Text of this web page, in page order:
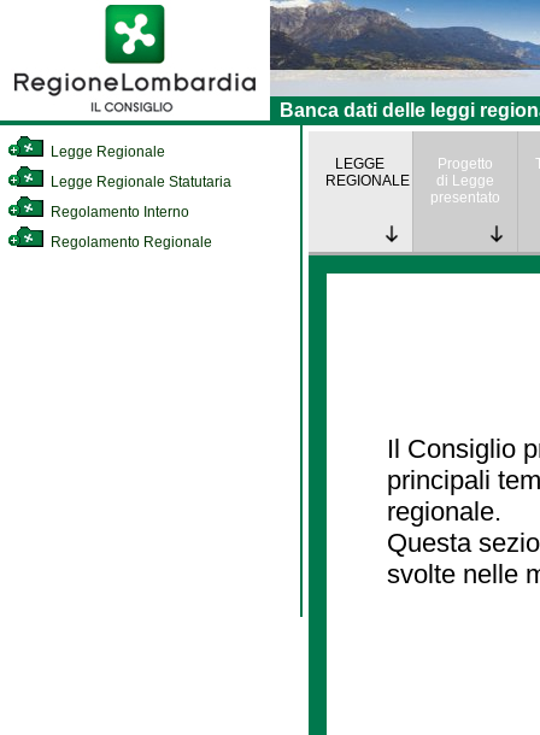
Banca dati delle leggi
Legge Regionale
Legge Regionale Statutaria
Regolamento Interno
Regolamento Regionale
LEGGE
REGIONALE
Progetto
di Legge
presentato
Il Consiglio
principali
regionale.
Questa
svolte nelle